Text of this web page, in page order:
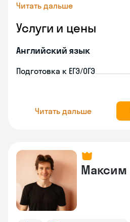
Читать дальше
Услуги и цены
Английский язык
Подготовка к ЕГЭ/ОГЭ
Читать дальше
Максим